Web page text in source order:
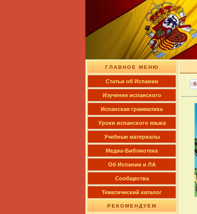
ГЛАВНОЕ МЕНЮ
Cтатьи об Испании
Изучение испанского
Испанская грамматика
Уроки испанского языка
Учебные материалы
Медиа-Библиотека
Об Испании и ЛА
Сообщества
Тематический каталог
РЕКОМЕНДУЕМ
6